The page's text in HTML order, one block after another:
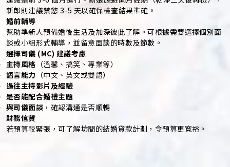
新郎則建議禁慾 3-5 天以確保檢查結果準確。
婚前輔導
幫助準新人預備婚後生活及加深彼此了解。可根據需要選擇個別面
談或小組形式輔導，並留意面談的時數及節數。
選擇司儀 (MC) 建議考慮
主持風格 （溫馨、搞笑、專業等）
語言能力 （中文、英文或雙語）
過往主持影片及經驗
是否能配合婚禮主題
與司儀面談 ，確認溝通是否順暢
財務信貸
若預算較緊張，可了解坊間的結婚貸款計劃，令預算更寬裕。